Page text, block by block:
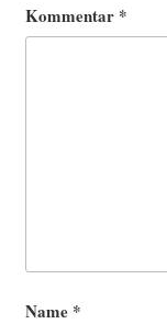
Kommentar *
Name *